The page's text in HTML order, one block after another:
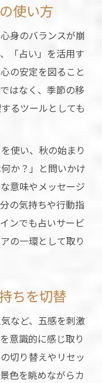
使い方
身のバランスが崩
「占い」を活用す
の安定を図ること
はなく、季節の移
るツールとしても
使い、秋の始まり
か？」と問いかけ
意味やメッセージ
の気持ちや行動指
ンでも占いサービ
の一環として取り
ちを切替
など、五感を刺激
意識的に感じ取り
切り替えやリセッ
色を眺めながらカ